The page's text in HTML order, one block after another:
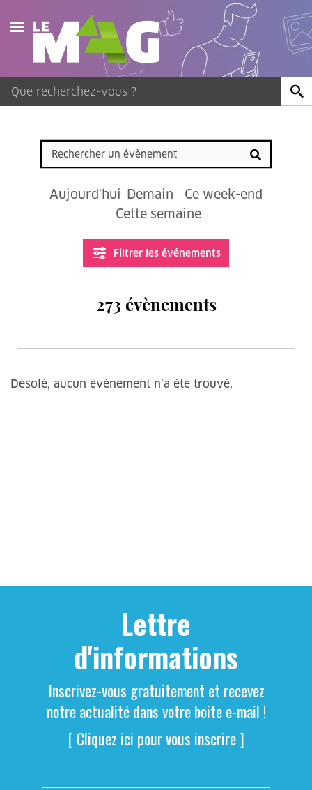
Actualités
Agenda
Publications
Vidéos
Contact
Aujourd'hui Demain
Ce week-end
Cette semaine
Filtrer les événements
273 évènements
Désolé, aucun évènement n’a été trouvé.
Lettre
d'informations
Inscrivez-vous gratuitement et recevez
notre actualité dans votre boite e-mail !
[ Cliquez ici pour vous inscrire ]